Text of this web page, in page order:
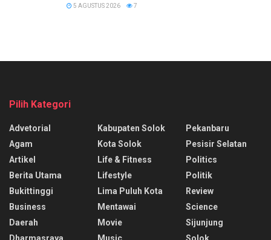
5 AGUSTUS 2026 7
Pilih Kategori
Advetorial
Agam
Artikel
Berita Utama
Bukittinggi
Business
Daerah
Kabupaten Solok
Kota Solok
Life & Fitness
Lifestyle
Lima Puluh Kota
Mentawai
Movie
Pekanbaru
Pesisir Selatan
Politics
Politik
Review
Science
Sijunjung